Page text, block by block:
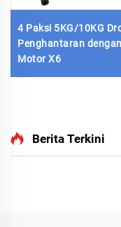
4 Paksi 5KG/10KG
Penghantaran dengan
Motor X6
Berita Terkini